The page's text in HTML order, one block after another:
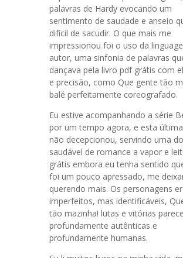
palavras de Hardy evocando um
sentimento de saudade e anseio
difícil de sacudir. O que mais me
impressionou foi o uso da
autor, uma sinfonia de palavras
dançava pela livro pdf grátis com
e precisão, como Que gente tão
balé perfeitamente coreografado.
Eu estive acompanhando a série
por um tempo agora, e esta
não decepcionou, servindo uma
saudável de romance a vapor e
grátis embora eu tenha sentido
foi um pouco apressado, me
querendo mais. Os personagens
imperfeitos, mas identificáveis,
tão mazinha! lutas e vitórias
profundamente autênticas e
profundamente humanas.